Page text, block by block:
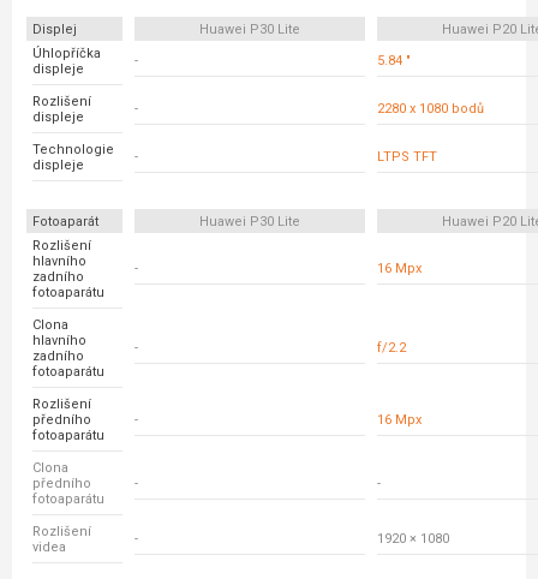
Displej Huawei P30 Lite
Huawei P20
Úhlopříčka
displeje
- 5.84 "
Rozlišení
displeje
- 2280 x 1080 bodů
Technologie
displeje
- LTPS TFT
Fotoaparát Huawei P30 Lite
Huawei P20
Rozlišení
hlavního
zadního
fotoaparátu
- 16 Mpx
Clona
hlavního
zadního
fotoaparátu
- f/2.2
Rozlišení
předního
fotoaparátu
- 16 Mpx
Clona
předního
fotoaparátu
- -
Rozlišení
videa
- 1920 × 1080